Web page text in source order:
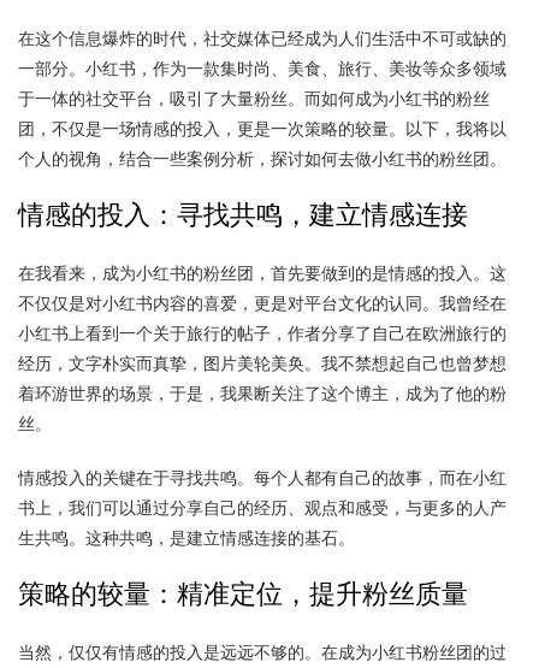
在这个信息爆炸的时代，社交媒体已经成为人们生活中不可或缺的
一部分。小红书，作为一款集时尚、美食、旅行、美妆等众多领域
于一体的社交平台，吸引了大量粉丝。而如何成为小红书的粉丝
团，不仅是一场情感的投入，更是一次策略的较量。以下，我将以
个人的视角，结合一些案例分析，探讨如何去做小红书的粉丝团。
情感的投入：寻找共鸣，建立情感连接
在我看来，成为小红书的粉丝团，首先要做到的是情感的投入。这
不仅仅是对小红书内容的喜爱，更是对平台文化的认同。我曾经在
小红书上看到一个关于旅行的帖子，作者分享了自己在欧洲旅行的
经历，文字朴实而真挚，图片美轮美奂。我不禁想起自己也曾梦想
着环游世界的场景，于是，我果断关注了这个博主，成为了他的粉
丝。
情感投入的关键在于寻找共鸣。每个人都有自己的故事，而在小红
书上，我们可以通过分享自己的经历、观点和感受，与更多的人产
生共鸣。这种共鸣，是建立情感连接的基石。
策略的较量：精准定位，提升粉丝质量
当然，仅仅有情感的投入是远远不够的。在成为小红书粉丝团的过